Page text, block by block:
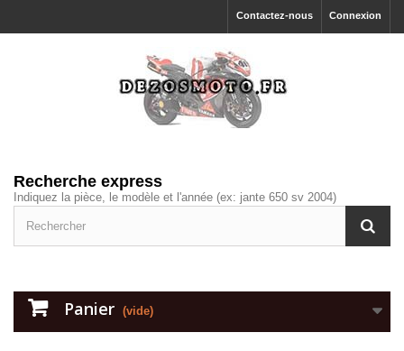
Connexion
Contactez-nous
Recherche express
Indiquez la pièce, le modèle et l'année (ex: jante 650 sv 2004)
Panier (vide)